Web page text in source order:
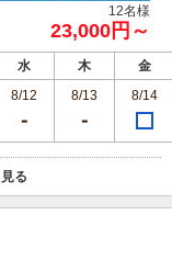
12名様
23,000円～
水 木
金
8/12 8/13 8/14
る